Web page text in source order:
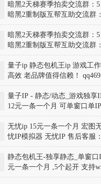
暗黑2天梯赛季拍卖交流群：
暗黑2重制版互帮互助交流群：
565845560
暗黑2天梯赛季拍卖交流群：
暗黑2重制版互帮互助交流群：
565845560
量子ip 静态包机王ip 游戏工作室用 稳定
高效 老品牌值得信赖！
网www.liangzlip.com
量子IP - 静态/动态_游戏独享
12元一条一个月 可单窗口单
单IP 量子加速器支持自助 注
买 注册账号: www.liangzlip.com
46953003
无忧ip 15元一条一个月 宏图
忧IP模拟器 无忧IP 售后客服：
329939780 官网:
http://329939780.wuyoudl.cn/
载：www.runxin.run/wuyouip/
静态包机王-独享静态_单窗口
元一条一个月 ,5个起开 支持
客户端下载 支持后台自己换